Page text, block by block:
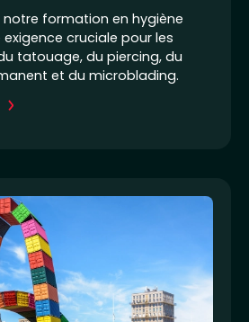
notre formation en hygiène
cruciale pour les
tatouage, du piercing, du
et du microblading.